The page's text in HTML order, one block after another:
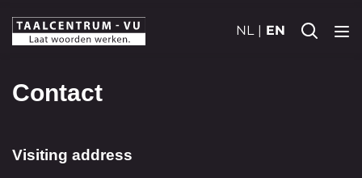
EN
NL
Contact
Visiting address